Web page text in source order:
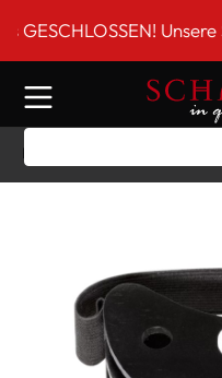
springen Unsere
Home